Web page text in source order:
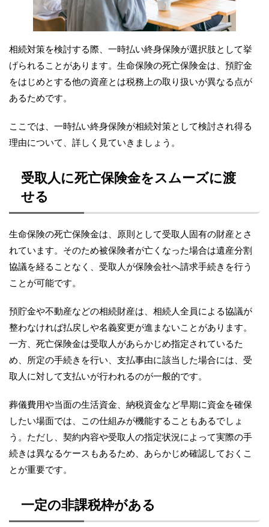
相続対策を検討する際、一時払い終身保険が選択肢として挙
げられることがあります。生命保険の死亡保険金は、預貯金
をはじめとする他の資産とは税務上の取り扱いが異なる点が
あるためです。
ここでは、一時払い終身保険が相続対策として検討され得る
理由について、詳しく見ていきましょう。
受取人に死亡保険金をスムーズに渡
せる
生命保険の死亡保険金は、原則として受取人固有の財産とさ
れています。そのため被保険者が亡くなった場合は遺産分割
協議を経ることなく、受取人が保険会社へ請求手続きを行う
ことが可能です。
預貯金や不動産などの相続財産は、相続人全員による協議が
整わなければ払戻しや名義変更が進まないことがあります。
一方、死亡保険金は受取人があらかじめ指定されているた
め、所定の手続きを行い、支払事由に該当した場合には、受
取人に対して支払いが行われるのが一般的です。
葬儀費用や当面の生活資金、納税資金など早期に資金を確保
したい場面では、この仕組みが機能することもあるでしょ
う。ただし、契約内容や受取人の指定状況によって実際の手
続きは異なるケースもあるため、あらかじめ確認しておくこ
とが重要です。
一定の非課税枠がある